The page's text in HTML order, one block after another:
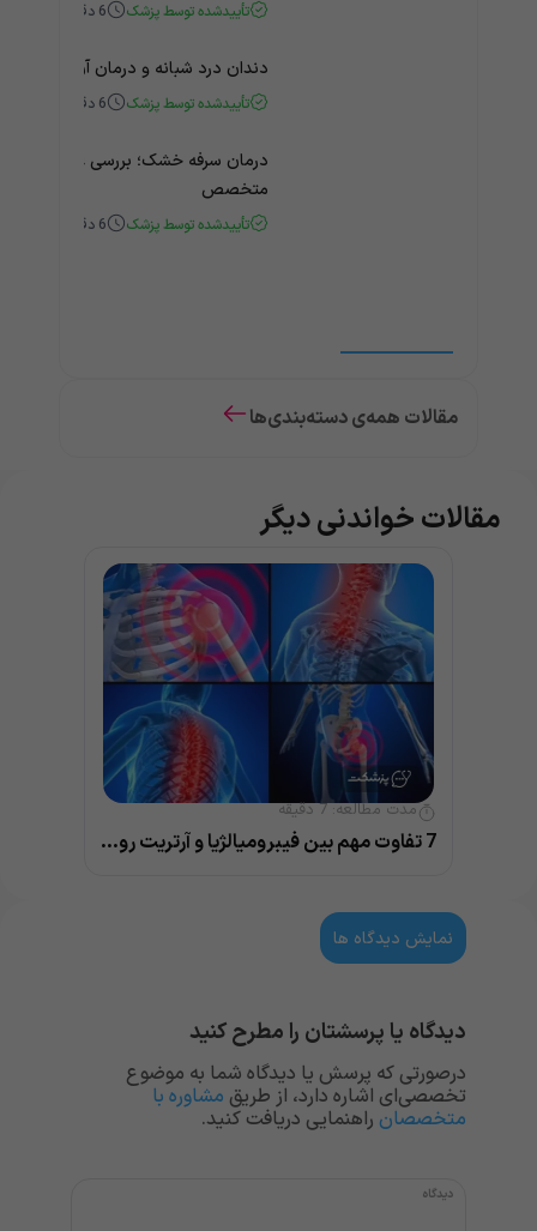
تأییدشده توسط پزشک 6 دقیقه
دندان درد شبانه و درمان آن +
تأییدشده توسط پزشک 6 دقیقه
درمان سرفه خشک؛ بررسی علت و
متخصص
تأییدشده توسط پزشک 6 دقیقه
مقالات همه‌ی دسته‌بندی‌ها
مقالات خواندنی دیگر
مدت مطالعه:7 دقیقه
7 تفاوت مهم بین فیبرومیالژیا و آرتریت روماتوئید
نمایش دیدگاه ها
دیدگاه یا پرسشتان را مطرح کنید
درصورتی که پرسش یا دیدگاه شما به موضوع
تخصصی‌ای اشاره دارد، از طریق مشاوره با
متخصصان راهنمایی دریافت کنید.